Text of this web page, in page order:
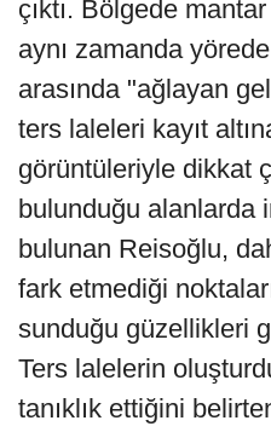
çıktı. Bölgede
aynı zamanda
arasında "ağlayan
ters laleleri kayıt
görüntüleriyle dikkat
bulunduğu alanlarda
bulunan Reisoğlu,
fark etmediği
sunduğu güzellikleri
Ters lalelerin
tanıklık ettiğini